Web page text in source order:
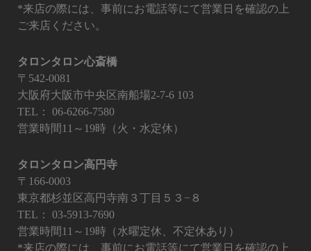
*来店の際には、事前にお電話等にて営業日を確認の上
ご来店ください。
タロンタロン心斎橋
〒542-0081
大阪府大阪市中央区南船場2-7-6 103
TEL：
06-6266-7580
営業時間11～19時（火・水定休）
タロンタロン高円寺
〒166-0003
東京都杉並区高円寺南３丁目５３−８
TEL：
03-5913-7690
営業時間11～19時（水曜定休、不定休あり）
*来店の際には、事前にお電話等にて営業日を確認の上